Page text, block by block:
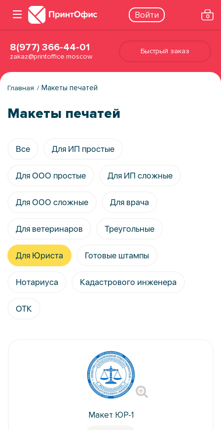
Войти 0
8(977) 366-44-01
zakaz@printoffice.moscow
Быстрый заказ
Главная Макеты печатей
Макеты печатей
Все Для ИП простые
Для ООО простые Для ИП сложные
Для ООО сложные Для врача
Для ветеринаров Треугольные
Для Юриста Готовые штампы
Нотариуса Кадастрового инженера
ОТК
Макет ЮР-1